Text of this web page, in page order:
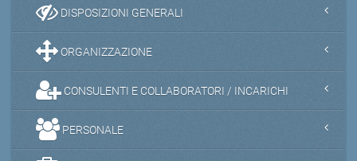
DISPOSIZIONI GENERALI
ORGANIZZAZIONE
CONSULENTI E COLLABORATORI / INCARICHI
PERSONALE